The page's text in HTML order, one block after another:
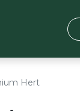
Hert